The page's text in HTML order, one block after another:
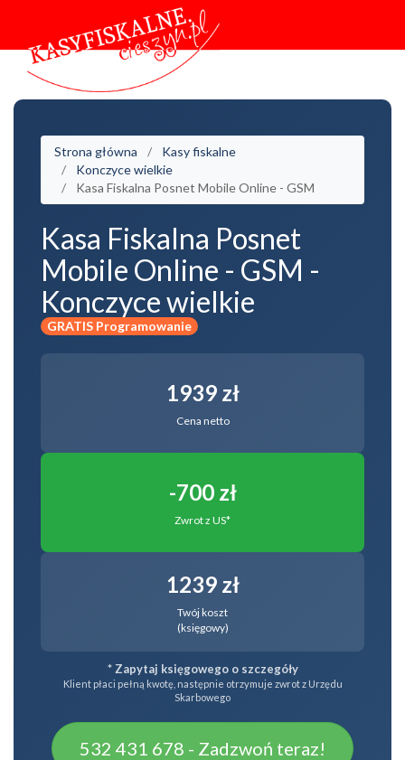
Strona główna
Kasy fiskalne
Konczyce wielkie
Kasa Fiskalna Posnet Mobile Online - GSM
Kasa Fiskalna Posnet
Mobile Online - GSM -
Konczyce wielkie
GRATIS Programowanie
1939 zł
Cena netto
-700 zł
Zwrot z US*
1239 zł
Twój koszt
(księgowy)
* Zapytaj księgowego o szczegóły
Klient płaci pełną kwotę, następnie otrzymuje zwrot z Urzędu
Skarbowego
532 431 678 - Zadzwoń teraz!